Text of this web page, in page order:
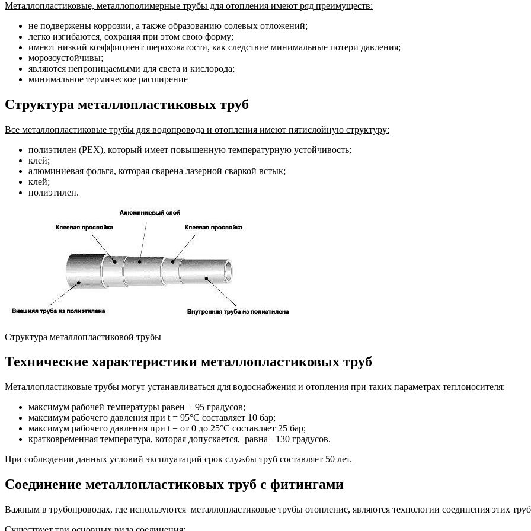
Металлопластиковые, металлополимерные трубы для отопления имеют ряд преимуществ:
не подвержены коррозии, а также образованию солевых отложений;
легко изгибаются, сохраняя при этом свою форму;
имеют низкий коэффициент шероховатости, как следствие минимальные потери давления;
морозоустойчивы;
являются непроницаемыми для света и кислорода;
минимальное термическое расширение
Структура металлопластиковых труб
Все металлопластиковые трубы для водопровода и отопления имеют пятислойную структуру:
полиэтилен (PEX), который имеет повышенную температурную устойчивость;
клей;
алюминиевая фольга, которая сварена лазерной сваркой встык;
клей;
полиэтилен.
Структура металлопластиковой трубы
Технические характеристики металлопластиковых труб
Металлопластиковые трубы могут устанавливаться для водоснабжения и отопления при таких параметрах теплоносителя:
максимум рабочей температуры равен + 95 градусов;
максимум рабочего давления при t = 95°C составляет 10 бар;
максимум рабочего давления при t = от 0 до 25°С составляет 25 бар;
кратковременная температура, которая допускается, равна +130 градусов.
При соблюдении данных условий эксплуатаций срок службы труб составляет 50 лет.
Соединение металлопластиковых труб с фитингами
Важным в трубопроводах, где используются металлопластиковые трубы отопление, являются технологии соединения этих